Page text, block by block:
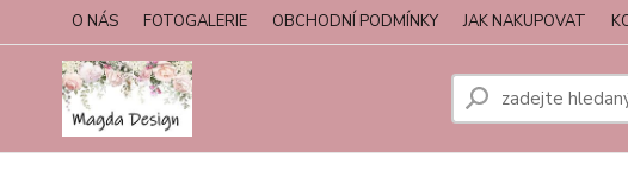
O NÁS FOTOGALERIE OBCHODNÍ PODMÍNKY JAK NAKUPOVAT